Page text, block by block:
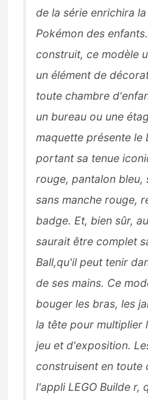
de la série enrichira
Pokémon des
construit, ce modèle
un élément de
toute chambre
un bureau ou une
maquette présente le
portant sa tenue
rouge, pantalon bleu,
sans manche rouge,
badge. Et, bien sûr,
saurait être complet
Ball,qu'il peut tenir
de ses mains. Ce
bouger les bras, les
la tête pour multiplier
jeu et d'exposition.
construisent en toute
l'appli LEGO Builde r,